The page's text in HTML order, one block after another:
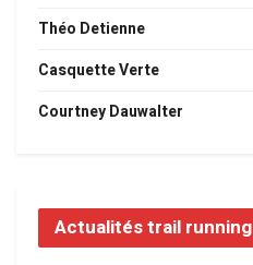
Théo Detienne
Casquette Verte
Courtney Dauwalter
Actualités trail running